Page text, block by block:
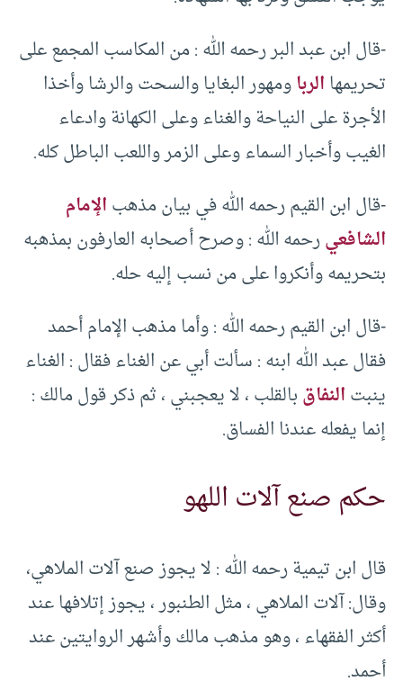
-قال ابن عبد البر رحمه الله : من المكاسب المجمع على
تحريمهاالرباومهور البغايا والسحت والرشا وأخذا
الأجرة على النياحة والغناء وعلى الكهانة وادعاء
الغيب وأخبار السماء وعلى الزمر واللعب الباطل كله.
-قال ابن القيم رحمه الله في بيان مذهبالإمام
الشافعيرحمه الله : وصرح أصحابه العارفون بمذهبه
بتحريمه وأنكروا على من نسب إليه حله.
-قال ابن القيم رحمه الله : وأما مذهب الإمام أحمد
فقال عبد الله ابنه : سألت أبي عن الغناء فقال : الغناء
ينبتالنفاقبالقلب ، لا يعجبني ، ثم ذكر قول مالك :
إنما يفعله عندنا الفساق.
حكم صنع آلات اللهو
قال ابن تيمية رحمه الله : لا يجوز صنع آلات الملاهي،
وقال: آلات الملاهي ، مثل الطنبور ، يجوز إتلافها عند
أكثر الفقهاء ، وهو مذهب مالك وأشهر الروايتين عند
أحمد.